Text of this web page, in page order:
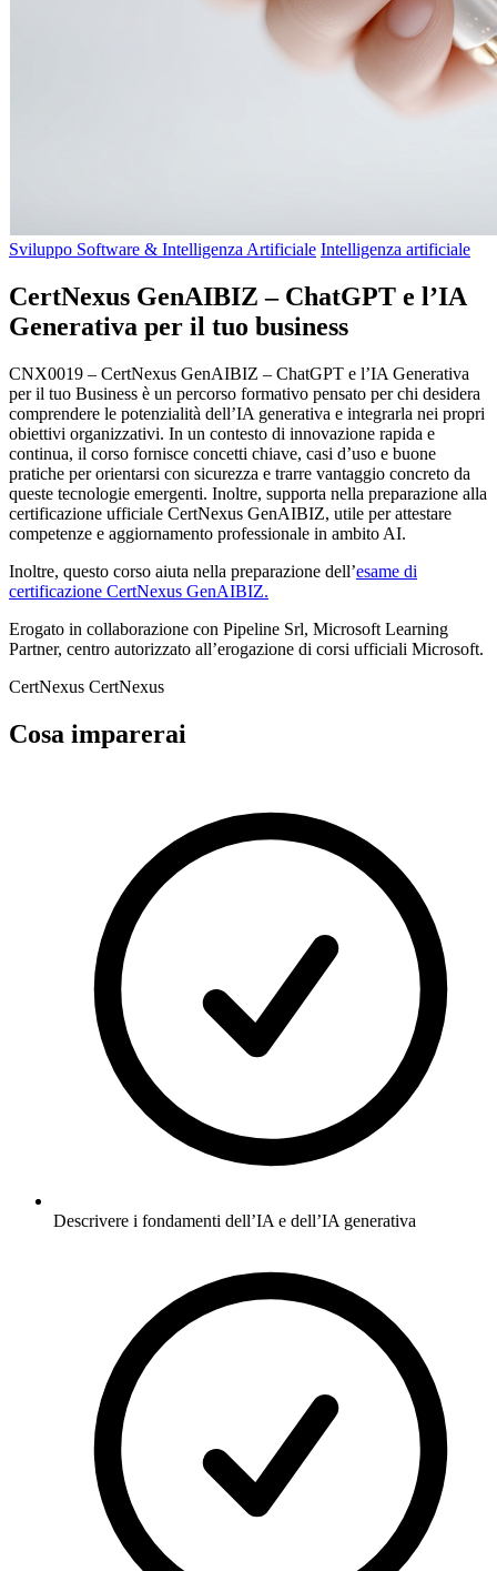
Sviluppo Software & Intelligenza Artificiale Intelligenza artificiale
CertNexus GenAIBIZ – ChatGPT e l’IA
Generativa per il tuo business
CNX0019 – CertNexus GenAIBIZ – ChatGPT e l’IA Generativa
per il tuo Business è un percorso formativo pensato per chi desidera
comprendere le potenzialità dell’IA generativa e integrarla nei propri
obiettivi organizzativi. In un contesto di innovazione rapida e
continua, il corso fornisce concetti chiave, casi d’uso e buone
pratiche per orientarsi con sicurezza e trarre vantaggio concreto da
queste tecnologie emergenti. Inoltre, supporta nella preparazione alla
certificazione ufficiale CertNexus GenAIBIZ, utile per attestare
competenze e aggiornamento professionale in ambito AI.
Inoltre, questo corso aiuta nella preparazione dell’esame di
certificazione CertNexus GenAIBIZ.
Erogato in collaborazione con Pipeline Srl, Microsoft Learning
Partner, centro autorizzato all’erogazione di corsi ufficiali Microsoft.
CertNexus CertNexus
Cosa imparerai
Descrivere i fondamenti dell’IA e dell’IA generativa